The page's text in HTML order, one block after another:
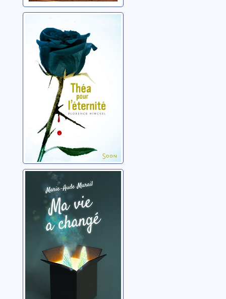
Théa pour
l'éternité
Hinckel, Florence
Ma vie a changé
Murail, Marie-Aude